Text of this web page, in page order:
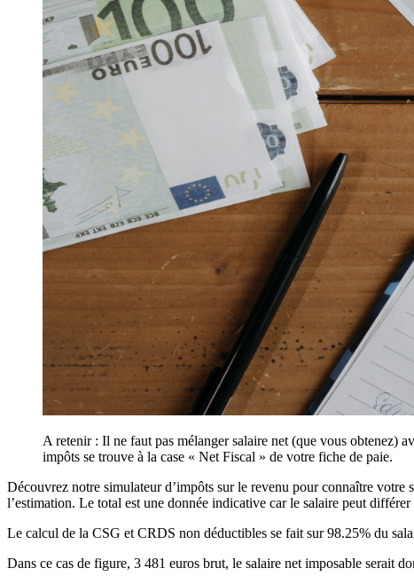
A retenir : Il ne faut pas mélanger salaire net (que vous obtenez)
impôts se trouve à la case « Net Fiscal » de votre fiche de paie.
Découvrez notre simulateur d’impôts sur le revenu pour connaître
l’estimation. Le total est une donnée indicative car le salaire peut
Le calcul de la CSG et CRDS non déductibles se fait sur 98.25% du
Dans ce cas de figure, 3 481 euros brut, le salaire net imposable serait